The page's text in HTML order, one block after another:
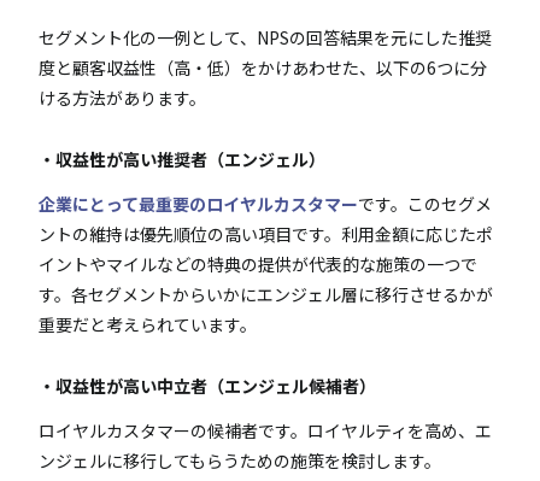
セグメント化の一例として、NPSの回答結果を元にした推奨
度と顧客収益性（高・低）をかけあわせた、以下の6つに分
ける方法があります。
・収益性が高い推奨者（エンジェル）
企業にとって最重要のロイヤルカスタマーです。このセグメ
ントの維持は優先順位の高い項目です。利用金額に応じたポ
イントやマイルなどの特典の提供が代表的な施策の一つで
す。各セグメントからいかにエンジェル層に移行させるかが
重要だと考えられています。
・収益性が高い中立者（エンジェル候補者）
ロイヤルカスタマーの候補者です。ロイヤルティを高め、エ
ンジェルに移行してもらうための施策を検討します。